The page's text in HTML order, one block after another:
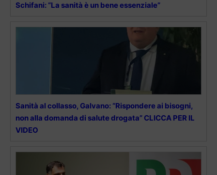
Schifani: “La sanità è un bene essenziale”
Sanità al collasso, Galvano: “Rispondere ai bisogni,
non alla domanda di salute drogata” CLICCA PER IL
VIDEO